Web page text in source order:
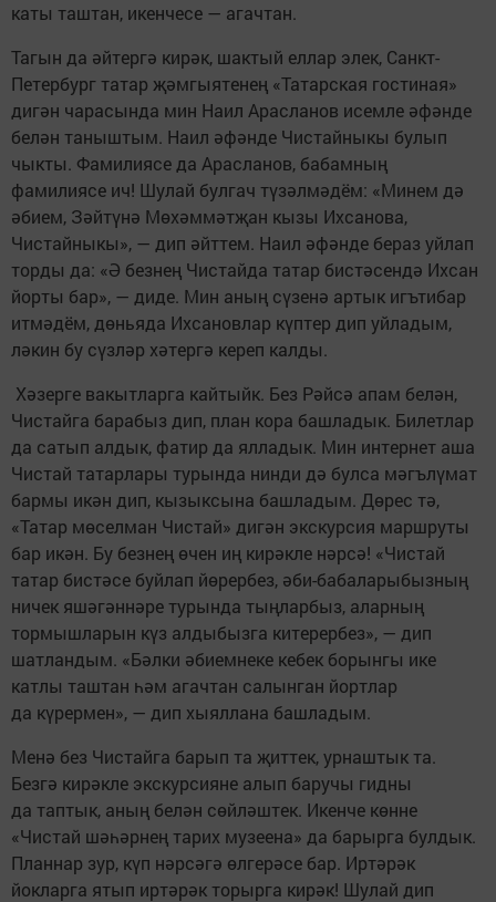
каты таштан, икенчесе — агачтан.
Тагын да әйтергә кирәк, шак­тый еллар элек, Санкт-
Петербург татар җәмгыятенең «Татарская гостиная»
дигән чарасында мин Наил Арасланов исемле әфәнде
белән таныштым. Наил әфәнде Чистайныкы булып
чыкты. Фамилиясе да Арасланов, бабамның
фамилиясе ич! Шулай булгач түзәлмәдём: «Минем дә
әбием, Зәйтүнә Мөхәммәтҗан кызы Ихсанова,
Чистайныкы», — дип әйттем. Наил әфәнде бераз уйлап
торды да: «Ә безнең Чистайда татар бистәсендә Ихсан
йорты бар», — диде. Мин аның сүзенә артык игътибар
итмәдём, дөньяда Ихсановлар күптер дип уйладым,
ләкин бу сүзләр хәтергә кереп калды.
Хәзерге вакытларга кайтыйк. Без Рәйсә апам белән,
Чистайга барабыз дип, план кора башладык. Билетлар
да сатып алдык, фатир да ялладык. Мин интернет аша
Чистай татарлары турында нинди дә булса мәгълүмат
бармы икән дип, кызыксына башладым. Дөрес тә,
«Татар мөселман Чистай» дигән экскурсия маршруты
бар икән. Бу безнең өчен иң кирәкле нәрсә! «Чистай
татар бистәсе буйлап йөрербез, әби-бабаларыбызның
ничек яшәгәннәре турында тыңларбыз, аларның
тормышларын күз алдыбызга китерербез», — дип
шатландым. «Бәлки әбиемнеке кебек борынгы ике
катлы таштан һәм агачтан салынган йортлар
да күрермен», — дип хыяллана башладым.
Менә без Чистайга барып та җиттек, урнаштык та.
Безгә кирәкле экскурсияне алып баручы гидны
да таптык, аның белән сөйләштек. Икенче көнне
«Чистай шәһәрнең тарих музеена» да барырга булдык.
Планнар зур, күп нәрсәгә өлгерәсе бар. Иртәрәк
йокларга ятып иртәрәк торырга кирәк! Шулай дип